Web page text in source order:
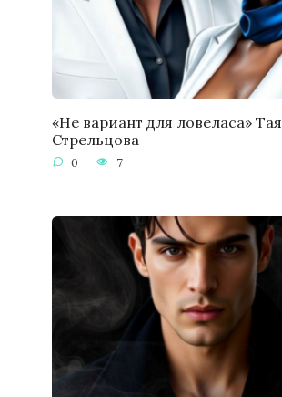
«Не вариант для ловеласа» Тая
Стрельцова
0 7